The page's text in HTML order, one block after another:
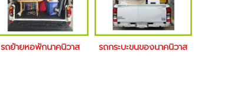
รถย้ายหอพักนาคนิวาส รถกระบะขนของนาคนิวาส